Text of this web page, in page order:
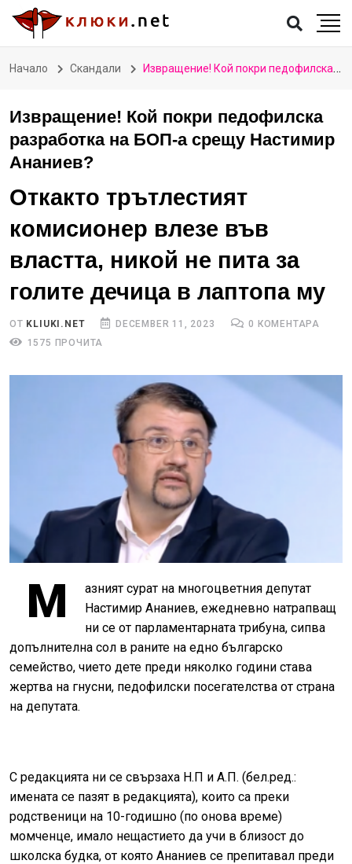
Начало Скандали Извращение! Кой покри педофилска разработка на БОП-а срещу Настимир Ананиев?
Извращение! Кой покри педофилска
разработка на БОП-а срещу Настимир
Ананиев?
Откакто трътлестият
комисионер влезе във
властта, никой не пита за
голите дечица в лаптопа му
ОТ KLIUKI.NET DECEMBER 11, 2023
0 КОМЕНТАРА
1575 ПРОЧИТА
М
азният сурат на многоцветния депутат
Настимир Ананиев, ежедневно натрапващ
ни се от парламентарната трибуна, сипва
допълнителна сол в раните на едно българско
семейство, чието дете преди няколко години става
жертва на гнусни, педофилски посегателства от страна
на депутата.
С редакцията ни се свързаха Н.П и А.П. (бел.ред.:
имената се пазят в редакцията), които са преки
родственици на 10-годишно (по онова време)
момченце, имало нещастието да учи в близост до
школска будка, от която Ананиев се препитавал преди